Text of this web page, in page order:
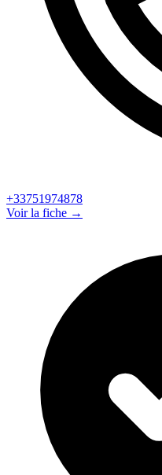
+33751974878
Voir la fiche →